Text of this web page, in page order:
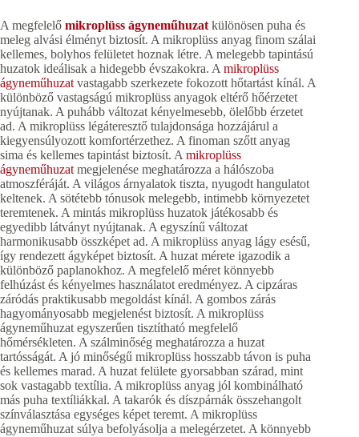
A megfelelő mikroplüss ágyneműhuzatkülönösen puha és
meleg alvási élményt biztosít. A mikroplüss anyag finom szálai
kellemes, bolyhos felületet hoznak létre. A melegebb tapintású
huzatok ideálisak a hidegebb évszakokra. Amikroplüss
ágyneműhuzatvastagabb szerkezete fokozott hőtartást kínál. A
különböző vastagságú mikroplüss anyagok eltérő hőérzetet
nyújtanak. A puhább változat kényelmesebb, ölelőbb érzetet
ad. A mikroplüss légáteresztő tulajdonsága hozzájárul a
kiegyensúlyozott komfortérzethez. A finoman szőtt anyag
sima és kellemes tapintást biztosít. Amikroplüss
ágyneműhuzatmegjelenése meghatározza a hálószoba
atmoszféráját. A világos árnyalatok tiszta, nyugodt hangulatot
keltenek. A sötétebb tónusok melegebb, intimebb környezetet
teremtenek. A mintás mikroplüss huzatok játékosabb és
egyedibb látványt nyújtanak. A egyszínű változat
harmonikusabb összképet ad. A mikroplüss anyag lágy esésű,
így rendezett ágyképet biztosít. A huzat mérete igazodik a
különböző paplanokhoz. A megfelelő méret könnyebb
felhúzást és kényelmes használatot eredményez. A cipzáras
záródás praktikusabb megoldást kínál. A gombos zárás
hagyományosabb megjelenést biztosít. A mikroplüss
ágyneműhuzat egyszerűen tisztítható megfelelő
hőmérsékleten. A szálminőség meghatározza a huzat
tartósságát. A jó minőségű mikroplüss hosszabb távon is puha
és kellemes marad. A huzat felülete gyorsabban szárad, mint
sok vastagabb textília. A mikroplüss anyag jól kombinálható
más puha textíliákkal. A takarók és díszpárnák összehangolt
színválasztása egységes képet teremt. A mikroplüss
ágyneműhuzat súlya befolyásolja a melegérzetet. A könnyebb